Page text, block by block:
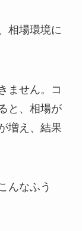
相場環境に
ません。
コ
と、相場が
増え、結果
んなふう